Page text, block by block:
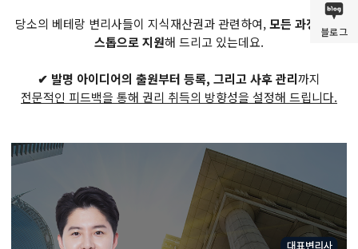
블로그
당소의 베테랑 변리사들이 지식재산권과 관련하여,모든 과정을 원
스톱으로 지원해 드리고 있는데요.
✔ 발명 아이디어의 출원부터 등록, 그리고 사후 관리까지
전문적인 피드백을 통해 권리 취득의 방향성을 설정해 드립니다.